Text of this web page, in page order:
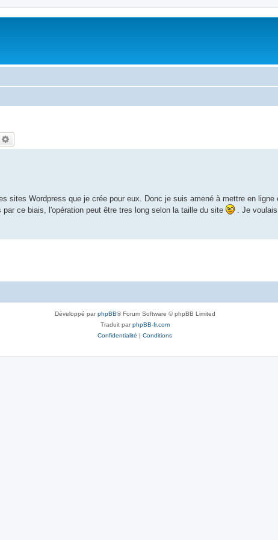
sites Wordpress que je crée pour eux. Donc je suis amené à mettre en ligne
ce biais, l'opération peut être tres long selon la taille du site
. Je
Développé parphpBB® Forum Software © phpBB Limited
Traduit parphpBB-fr.com
Confidentialité | Conditions